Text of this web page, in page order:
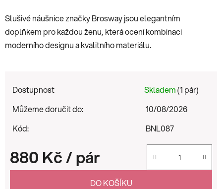
Slušivé náušnice značky Brosway jsou elegantním
doplňkem pro každou ženu, která ocení kombinaci
moderního designu a kvalitního materiálu.
Dostupnost Skladem(1 pár)
Můžeme doručit do:
10/08/2026
Kód:
BNL087
880 Kč/ pár
Měrná cena:
DO KOŠÍKU